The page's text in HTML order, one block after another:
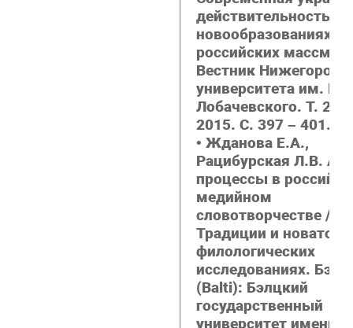
действительность в
новообразованиях
российских
Вестник
университета им.
Лобачевского. Т. 2.
2015. С. 397 – 401.
• Жданова Е.А.,
Рацибурская Л.В.
процессы в
медийном
словотворчестве //
Традиции и
филологических
исследованиях.
(Balti): Бэлцкий
государственный
университет имени